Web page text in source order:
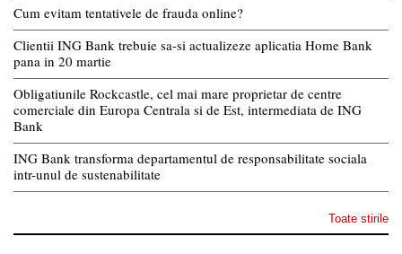
Cum evitam tentativele de frauda online?
Clientii ING Bank trebuie sa-si actualizeze aplicatia Home Bank
pana in 20 martie
Obligatiunile Rockcastle, cel mai mare proprietar de centre
comerciale din Europa Centrala si de Est, intermediata de ING
Bank
ING Bank transforma departamentul de responsabilitate sociala
intr-unul de sustenabilitate
Toate stirile